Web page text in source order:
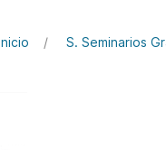
S. Seminarios